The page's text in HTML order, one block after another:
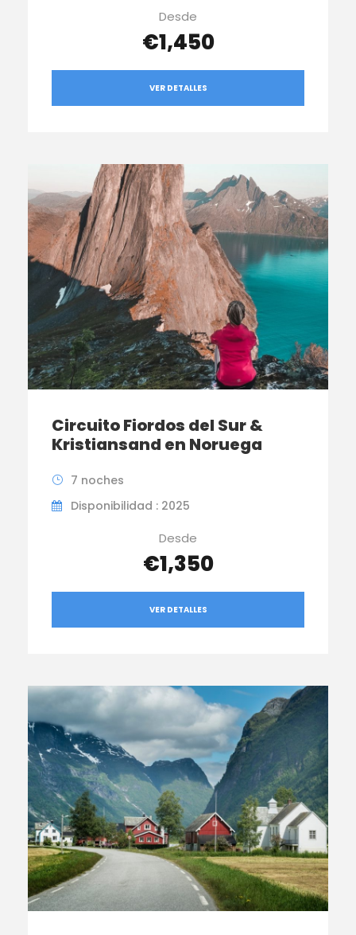
Desde
€1,450
VER DETALLES
Circuito Fiordos del Sur &
Kristiansand en Noruega
7 noches
Disponibilidad : 2025
Desde
€1,350
VER DETALLES